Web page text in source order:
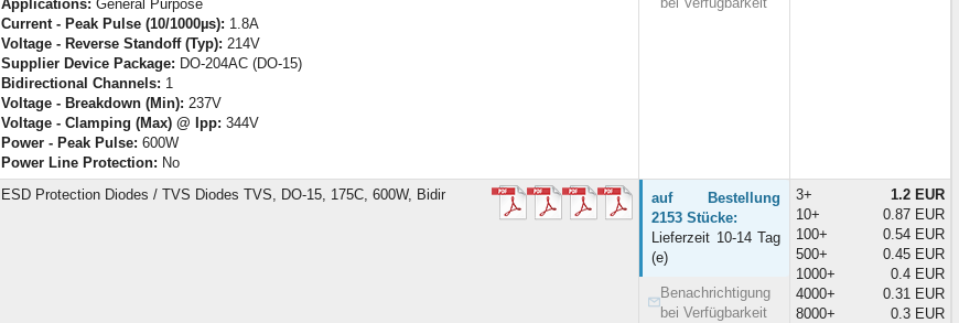
Applications: General Purpose
Current - Peak Pulse (10/1000µs): 1.8A
Voltage - Reverse Standoff (Typ): 214V
Supplier Device Package: DO-204AC (DO-15)
Bidirectional Channels: 1
Voltage - Breakdown (Min): 237V
Voltage - Clamping (Max) @ Ipp: 344V
Power - Peak Pulse: 600W
Power Line Protection: No
ESD Protection Diodes / TVS Diodes TVS, DO-15, 175C, 600W, Bidir
auf Bestellung
2153 Stücke:
Lieferzeit 10-14 Tag
(e)
Benachrichtigung
bei Verfügbarkeit
3+
1.2 EUR
10+
0.87 EUR
100+
0.54 EUR
500+
0.45 EUR
1000+
0.4 EUR
4000+
0.31 EUR
8000+
0.3 EUR